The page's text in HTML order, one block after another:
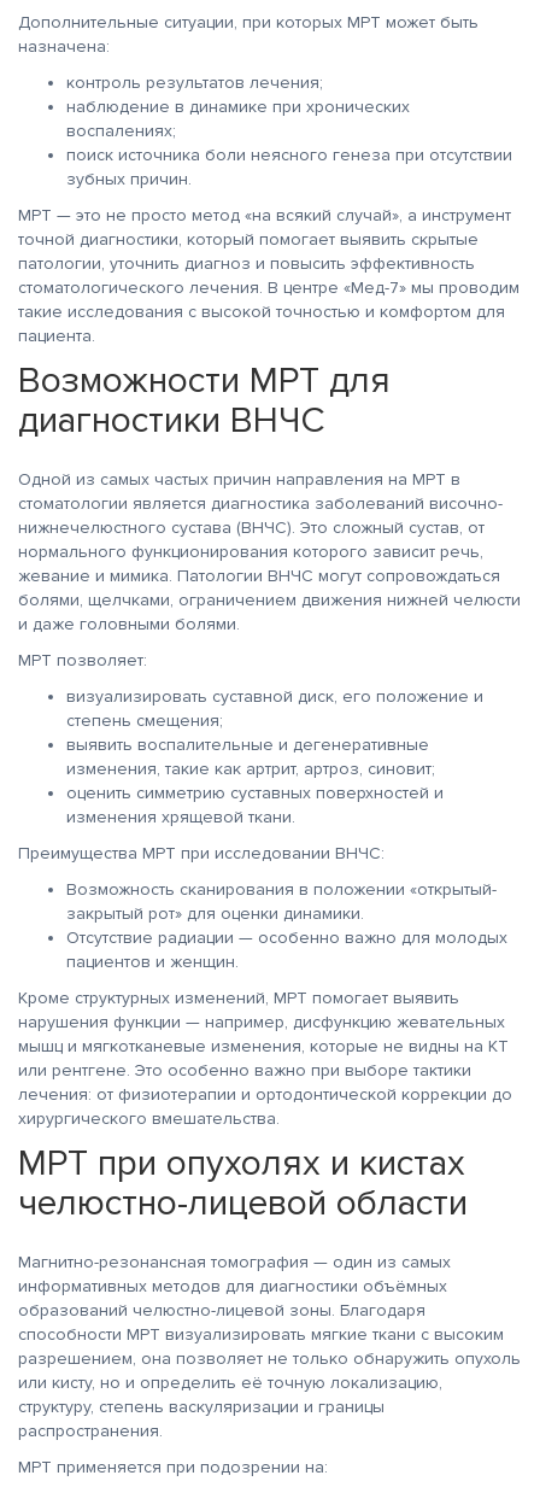
Дополнительные ситуации, при которых МРТ может быть
назначена:
контроль результатов лечения;
наблюдение в динамике при хронических
воспалениях;
поиск источника боли неясного генеза при отсутствии
зубных причин.
МРТ — это не просто метод «на всякий случай», а инструмент
точной диагностики, который помогает выявить скрытые
патологии, уточнить диагноз и повысить эффективность
стоматологического лечения. В центре «Мед-7» мы проводим
такие исследования с высокой точностью и комфортом для
пациента.
Возможности МРТ для
диагностики ВНЧС
Одной из самых частых причин направления на МРТ в
стоматологии является диагностика заболеваний височно-
нижнечелюстного сустава (ВНЧС). Это сложный сустав, от
нормального функционирования которого зависит речь,
жевание и мимика. Патологии ВНЧС могут сопровождаться
болями, щелчками, ограничением движения нижней челюсти
и даже головными болями.
МРТ позволяет:
визуализировать суставной диск, его положение и
степень смещения;
выявить воспалительные и дегенеративные
изменения, такие как артрит, артроз, синовит;
оценить симметрию суставных поверхностей и
изменения хрящевой ткани.
Преимущества МРТ при исследовании ВНЧС:
Возможность сканирования в положении «открытый-
закрытый рот» для оценки динамики.
Отсутствие радиации — особенно важно для молодых
пациентов и женщин.
Кроме структурных изменений, МРТ помогает выявить
нарушения функции — например, дисфункцию жевательных
мышц и мягкотканевые изменения, которые не видны на КТ
или рентгене. Это особенно важно при выборе тактики
лечения: от физиотерапии и ортодонтической коррекции до
хирургического вмешательства.
МРТ при опухолях и кистах
челюстно-лицевой области
Магнитно-резонансная томография — один из самых
информативных методов для диагностики объёмных
образований челюстно-лицевой зоны. Благодаря
способности МРТ визуализировать мягкие ткани с высоким
разрешением, она позволяет не только обнаружить опухоль
или кисту, но и определить её точную локализацию,
структуру, степень васкуляризации и границы
распространения.
МРТ применяется при подозрении на: